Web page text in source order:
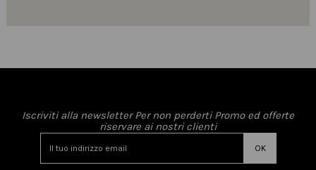
Iscriviti alla newsletter Per non perderti Promo ed offerte
riservare ai nostri clienti